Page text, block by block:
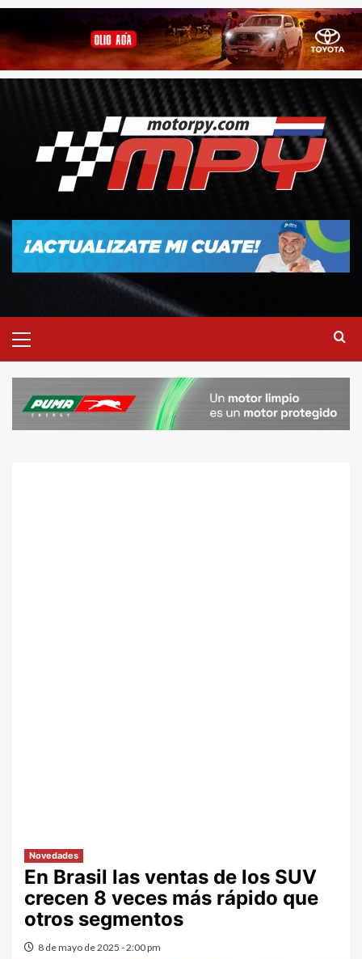
Novedades
En Brasil las ventas de los SUV
crecen 8 veces más rápido que
otros segmentos
8 de mayo de 2025 - 2:00 pm